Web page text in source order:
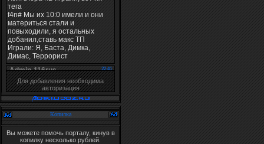
Для добавления необходима
авторизация
Копилка
Вы можете помочь порталу, кинув в
копилку несколько рублей.